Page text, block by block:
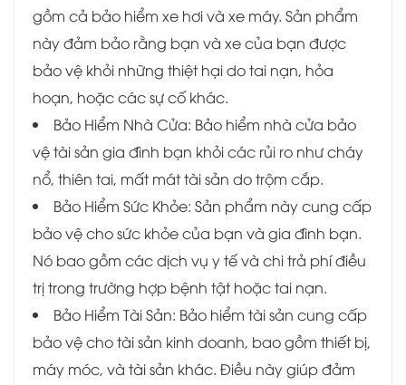
gồm cả bảo hiểm xe hơi và xe máy. Sản phẩm
này đảm bảo rằng bạn và xe của bạn được
bảo vệ khỏi những thiệt hại do tai nạn, hỏa
hoạn, hoặc các sự cố khác.
Bảo Hiểm Nhà Cửa: Bảo hiểm nhà cửa bảo
vệ tài sản gia đình bạn khỏi các rủi ro như cháy
nổ, thiên tai, mất mát tài sản do trộm cắp.
Bảo Hiểm Sức Khỏe: Sản phẩm này cung cấp
bảo vệ cho sức khỏe của bạn và gia đình bạn.
Nó bao gồm các dịch vụ y tế và chi trả phí điều
trị trong trường hợp bệnh tật hoặc tai nạn.
Bảo Hiểm Tài Sản: Bảo hiểm tài sản cung cấp
bảo vệ cho tài sản kinh doanh, bao gồm thiết bị,
máy móc, và tài sản khác. Điều này giúp đảm